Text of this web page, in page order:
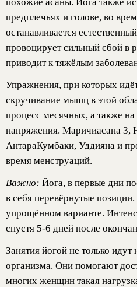
предплечьях и голове, во
останавливается
провоцирует сильный сбой в
приводит к тяжёлым
Упражнения, при которых
скручивание мышц в этой
процесс месячных, а также
напряжения. Маричиасана 3,
АнтараКумбаки, Уддияна и
время менструаций.
Важно: Йога, в первые дни
в себя перевёрнутые
упрощённом варианте.
спустя 5-6 дней после
Занятия йогой не только
организма. Они помогают
многих женщин такая